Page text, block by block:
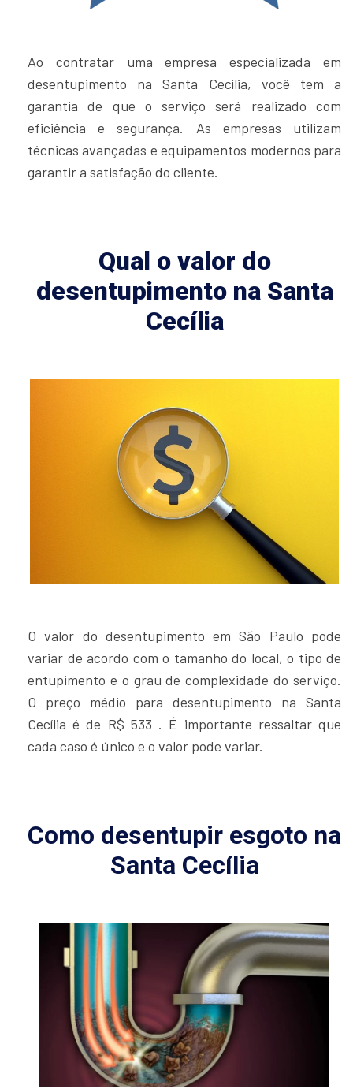
Ao contratar uma empresa especializada em
desentupimento na Santa Cecília, você tem a
garantia de que o serviço será realizado com
eficiência e segurança. As empresas utilizam
técnicas avançadas e equipamentos modernos para
garantir a satisfação do cliente.
Qual o valor do
desentupimento na Santa
Cecília
O valor do desentupimento em São Paulo pode
variar de acordo com o tamanho do local, o tipo de
entupimento e o grau de complexidade do serviço.
O preço médio para desentupimento na Santa
Cecília é de R$ 533 . É importante ressaltar que
cada caso é único e o valor pode variar.
Como desentupir esgoto na
Santa Cecília